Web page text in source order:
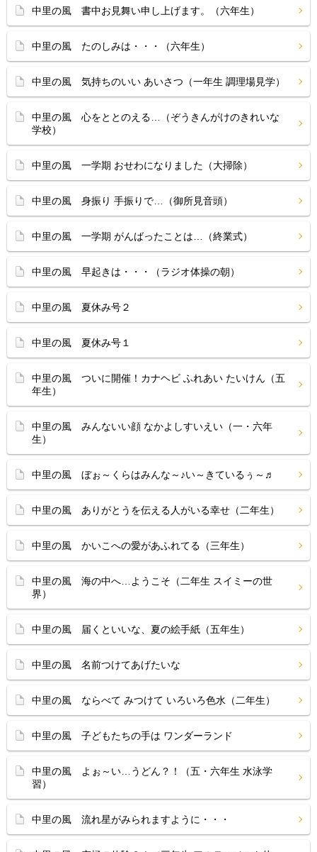
中里の風 書中お見舞い申し上げます。（六年生）
中里の風 たのしみは・・・（六年生）
中里の風 気持ちのいい あいさつ（一年生 調理場見学）
中里の風 心をととのえる…（ぞうきんがけのきれいな
学校）
中里の風 一学期 おせわになりました（大掃除）
中里の風 身振り 手振りで…（御所見音頭）
中里の風 一学期 がんばったことは…（終業式）
中里の風 早起きは・・・（ラジオ体操の朝）
中里の風 夏休み号２
中里の風 夏休み号１
中里の風 ついに開催！カナヘビ ふれあい たいけん（五
年生）
中里の風 みんないい顔 なかよしすいえい（一・六年
生）
中里の風 ぼぉ～くらはみんな～♪い～きているぅ～♬
中里の風 ありがとうを伝える人がいる幸せ（二年生）
中里の風 かいこへの愛があふれてる（三年生）
中里の風 海の中へ…ようこそ（二年生 スイミーの世
界）
中里の風 届くといいな、夏の絵手紙（五年生）
中里の風 名前つけてあげたいな
中里の風 ならべて みつけて いろいろ色水（二年生）
中里の風 子どもたちの手は ワンダーランド
中里の風 よぉ～い…うどん？！（五・六年生 水泳学
習）
中里の風 流れ星がみられますように・・・